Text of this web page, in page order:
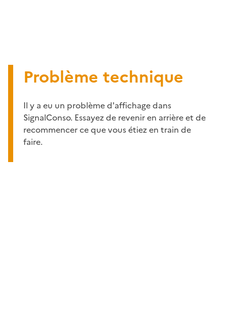
Problème technique
Il y a eu un problème d'affichage dans
SignalConso. Essayez de revenir en arrière et de
recommencer ce que vous étiez en train de
faire.